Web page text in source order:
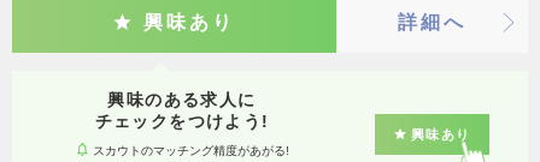
興味あり 詳細へ
興味のある求人に
チェックをつけよう!
スカウトのマッチング精度があがる!
興味あり